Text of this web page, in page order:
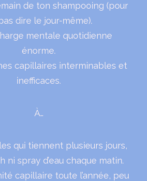
de ton shampooing (pour
dire le jour-même).
mentale quotidienne
énorme.
capillaires interminables et
inefficaces.
À…
qui tiennent plusieurs jours,
ni spray d’eau chaque matin.
capillaire toute l’année, peu